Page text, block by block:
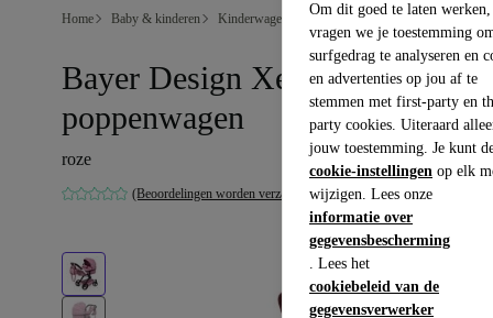
Om dit goed te laten werken,
vragen we je toestemming
surfgedrag te analyseren en
en advertenties op jou af te
stemmen met first-party en
party cookies. Uiteraard
jouw toestemming. Je kunt
cookie-instellingen op elk
wijzigen. Lees onze
informatie over
gegevensbescherming
. Lees het
cookiebeleid van de
gegevensverwerker
Home Baby & kinderen Kinderwagens & Buggy's
Bayer Design Xeo combinatie
poppenwagen
roze
(Beoordelingen worden verzameld)